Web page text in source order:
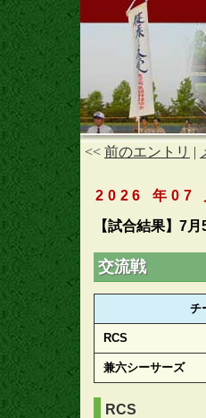
<< 前のエントリ |
2026 年07
【試合結果】7月
交流戦
チ
RCS
兼六シーサーズ
RCS